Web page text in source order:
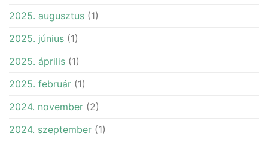
2025. augusztus (1)
2025. június (1)
2025. április (1)
2025. február (1)
2024. november (2)
2024. szeptember (1)